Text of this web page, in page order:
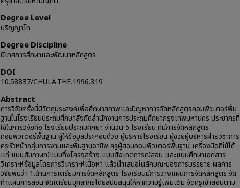
Degree Level
ปริญญาโท
Degree Discipline
นิเทศการศึกษาและพัฒนาหลักสูตร
DOI
10.58837/CHULA.THE.1996.319
Abstract
การวิจัยครั้งนี้มีวัตถุประสงค์เพื่อศึกษาสภาพและปัญหาการจัดหลักสูตรคอมพิวเตอร์พื้น
ฐานในโรงเรียนประถมศึกษาสังกัดสำนักงานการประถมศึกษากรุงเทพมหานคร ประชากรที่
ใช้ในการวิจัยคือ โรงเรียนประถมศึกษา จำนวน 5 โรงเรียน ที่มีการจัดหลักสูตร
คอมพิวเตอร์พื้นฐาน ผู้ให้ข้อมูลประกอบด้วย ผู้บริหารโรงเรียน ผู้ช่วยผู้บริหารฝ่ายวิชาการ
ครูหัวหน้ากลุ่มการงานและพื้นฐานอาชีพ ครูผู้สอนคอมพิวเตอร์พื้นฐาน เครื่องมือที่ใช้ได้
แก่ แบบสัมภาษณ์แบบกึ่งโครงสร้าง แบบสังเกตการณ์สอน และแบบศึกษาเอกสาร
วิเคราะห์ข้อมูลโดยการวิเคราะห์เนื้อหา แล้วนำเสนอในลักษณะของการบรรยาย ผลการ
วิจัยพบว่า 1.ด้านการเตรียมการจัดหลักสูตร โรงเรียนมีการวางแผนการจัดหลักสูตร จัด
ทำแผนการสอน จัดเตรียมบุคลากรโดยสนับสนุนให้หาความรู้เพิ่มเติม จัดครูเข้าสอนตาม